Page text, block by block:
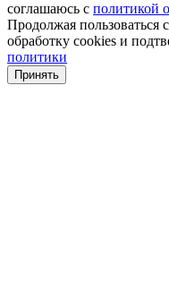
соглашаюсь с политикой
Продолжая пользоваться
обработку cookies и
политики
Принять